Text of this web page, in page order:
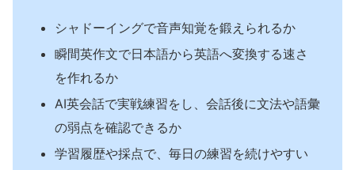
シャドーイングで音声知覚を鍛えられるか
瞬間英作文で日本語から英語へ変換する速さ
を作れるか
AI英会話で実戦練習をし、会話後に文法や語彙
の弱点を確認できるか
学習履歴や採点で、毎日の練習を続けやすい